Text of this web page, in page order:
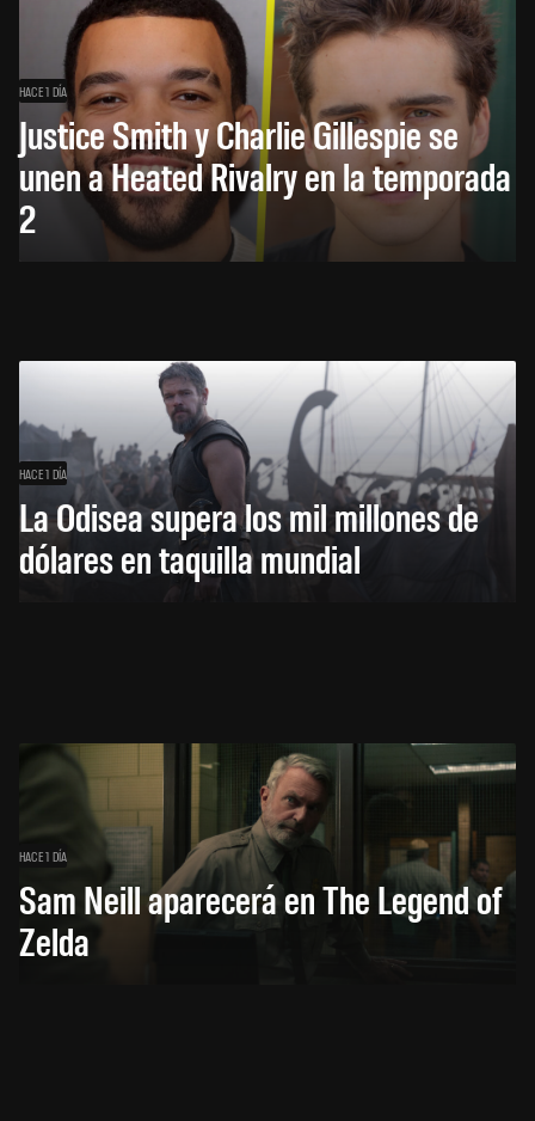
HACE 1 DÍA
Justice Smith y Charlie Gillespie se
unen a Heated Rivalry en la temporada
2
HACE 1 DÍA
La Odisea supera los mil millones de
dólares en taquilla mundial
HACE 1 DÍA
Sam Neill aparecerá en The Legend of
Zelda